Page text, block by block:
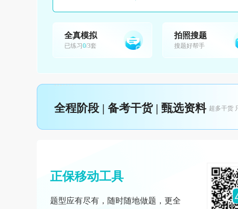
全真模拟
已练习 0/3套
拍照搜题
搜题好帮手
全程阶段 | 备考干货 | 甄选资料 超多干货
正保移动工具
题型应有尽有，随时随地做题，更全